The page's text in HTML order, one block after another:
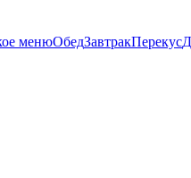
менюОбедЗавтракПерекус